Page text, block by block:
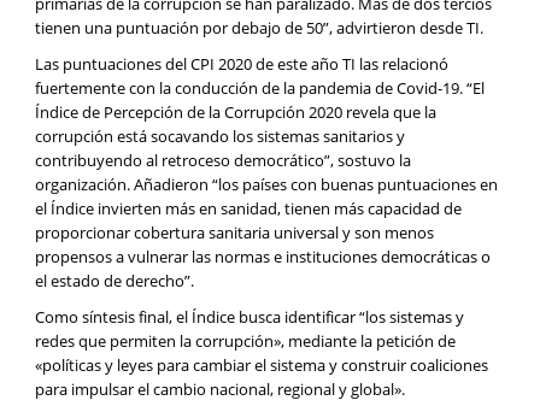
tienen una puntuación por debajo de 50”, advirtieron desde TI.
Las puntuaciones del CPI 2020 de este año TI las relacionó
fuertemente con la conducción de la pandemia de Covid-19. “El
Índice de Percepción de la Corrupción 2020 revela que la
corrupción está socavando los sistemas sanitarios y
contribuyendo al retroceso democrático”, sostuvo la
organización. Añadieron “los países con buenas puntuaciones en
el Índice invierten más en sanidad, tienen más capacidad de
proporcionar cobertura sanitaria universal y son menos
propensos a vulnerar las normas e instituciones democráticas o
el estado de derecho”.
Como síntesis final, el Índice busca identificar “los sistemas y
redes que permiten la corrupción», mediante la petición de
«políticas y leyes para cambiar el sistema y construir coaliciones
para impulsar el cambio nacional, regional y global».